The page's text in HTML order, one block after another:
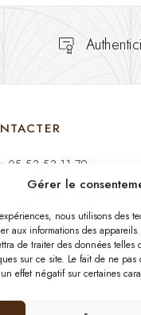
Gérer le
nous utilisons des
aux informations des
de traiter des données telles
sur ce site. Le fait de ne pas
effet négatif sur certaines
: 05 53 53 11 79
Samedi: 09:00 - 19:00